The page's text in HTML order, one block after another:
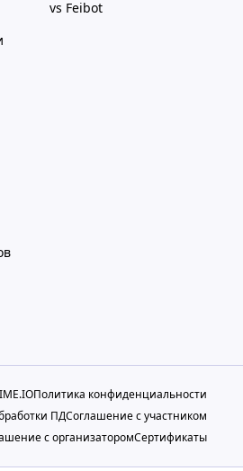
vs Feibot
Политика конфиденциальности
ПДCоглашение с участником
с организаторомСертификаты